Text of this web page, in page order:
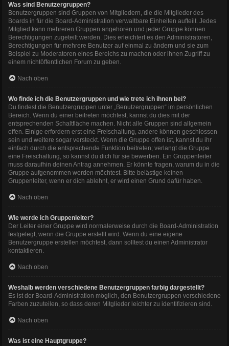
Was sind Benutzergruppen?
Benutzergruppen sind Gruppen von Mitgliedern, die die Mitglieder des
Boards in für die Board-Administration verwaltbare Einheiten aufteilt. Jedes
Mitglied kann mehreren Gruppen angehören und jeder Gruppe können
Berechtigungen zugeteilt werden. Dies erleichtert es den Administratoren,
Berechtigungen für mehrere Benutzer auf einmal zu ändern und sie zum
Beispiel zu Moderatoren eines Bereichs zu machen oder ihnen Zugriff zu
einem nichtöffentlichen Forum zu geben.
Nach oben
Wo finde ich die Benutzergruppen und wie trete ich ihnen bei?
Du findest die Benutzergruppen unter „Benutzergruppen“ im persönlichen
Bereich. Wenn du einer beitreten möchtest, kannst du dies mit der
entsprechenden Schaltfläche machen. Nicht alle Gruppen sind allgemein
offen. Einige erfordern erst eine Freischaltung, andere können geschlossen
sein und weitere sogar versteckt. Wenn die Gruppe offen ist, kannst du ihr
einfach durch die entsprechende Funktion beitreten; verlangt die Gruppe
eine Freischaltung, so kannst du dich für sie bewerben. Ein Gruppenleiter
muss daraufhin deinen Antrag annehmen. Er könnte fragen, warum du in die
Gruppe aufgenommen werden möchtest. Bitte belästige keinen
Gruppenleiter, wenn er dich ablehnt, er wird einen Grund dafür haben.
Nach oben
Wie werde ich Gruppenleiter?
Der Leiter einer Gruppe wird normalerweise durch die Board-Administration
festgelegt, wenn die Gruppe erstellt wird. Wenn du eine eigene
Benutzergruppe erstellen möchtest, dann solltest du einen Administrator
kontaktieren.
Nach oben
Weshalb werden verschiedene Benutzergruppen farbig dargestellt?
Es ist der Board-Administration möglich, den Benutzergruppen verschiedene
Farben zuzuteilen, so dass deren Mitglieder leichter zu identifizieren sind.
Nach oben
Was ist eine Hauptgruppe?